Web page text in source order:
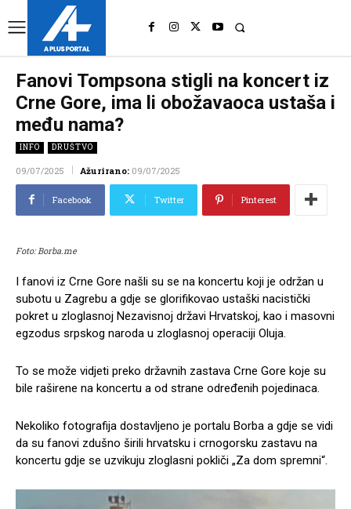
Fanovi Tompsona stigli na koncert iz
Crne Gore, ima li obožavaoca ustaša i
među nama?
INFO DRUŠTVO
09/07/2025 Ažurirano: 09/07/2025
Facebook Twitter Pinterest
Foto: Borba.me
I fanovi iz Crne Gore našli su se na koncertu koji je održan u
subotu u Zagrebu a gdje se glorifikovao ustaški nacistički
pokret u zloglasnoj Nezavisnoj državi Hrvatskoj, kao i masovni
egzodus srpskog naroda u zloglasnoj operaciji Oluja.
To se može vidjeti preko državnih zastava Crne Gore koje su
bile raširene na koncertu a od strane određenih pojedinaca.
Nekoliko fotografija dostavljeno je portalu Borba a gdje se vidi
da su fanovi zdušno širili hrvatsku i crnogorsku zastavu na
koncertu gdje se uzvikuju zloglasni pokliči „Za dom spremni“.